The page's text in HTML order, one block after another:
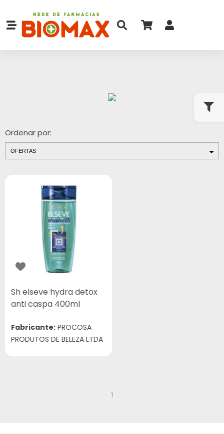
Ordenar por:
Sh elseve hydra detox
anti caspa 400ml
Fabricante: PROCOSA
PRODUTOS DE BELEZA LTDA
1